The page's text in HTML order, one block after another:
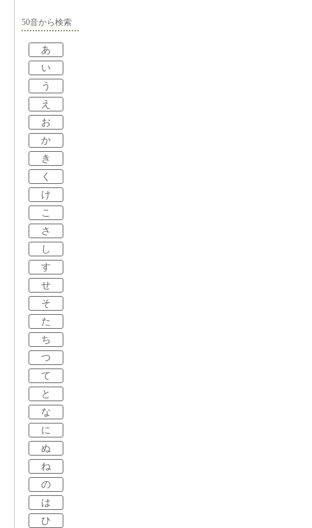
50音から検索
あ
い
う
え
お
か
き
く
け
こ
さ
し
す
せ
そ
た
ち
つ
て
と
な
に
ぬ
ね
の
は
ひ